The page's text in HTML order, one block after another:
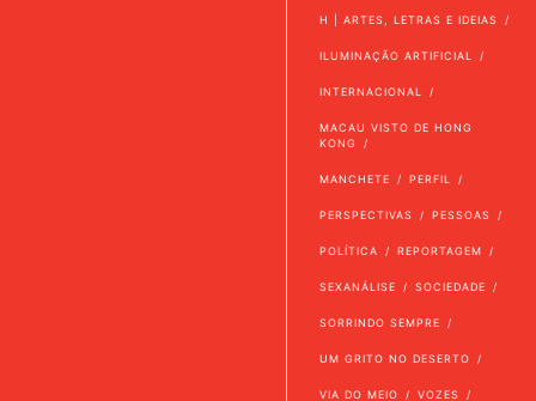
H | ARTES, LETRAS E IDEIAS
ILUMINAÇÃO ARTIFICIAL
INTERNACIONAL
MACAU VISTO DE HONG
KONG
MANCHETE PERFIL
PERSPECTIVAS PESSOAS
POLÍTICA REPORTAGEM
SEXANÁLISE SOCIEDADE
SORRINDO SEMPRE
UM GRITO NO DESERTO
VIA DO MEIO VOZES